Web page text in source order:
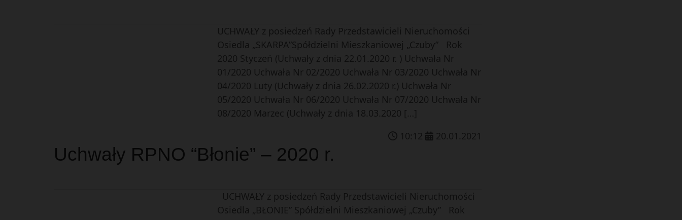
UCHWAŁY z posiedzeń Rady Przedstawicieli Nieruchomości
Osiedla „SKARPA”Spółdzielni Mieszkaniowej „Czuby” Rok
2020 Styczeń (Uchwały z dnia 22.01.2020 r. ) Uchwała Nr
01/2020 Uchwała Nr 02/2020 Uchwała Nr 03/2020 Uchwała Nr
04/2020 Luty (Uchwały z dnia 26.02.2020 r.) Uchwała Nr
05/2020 Uchwała Nr 06/2020 Uchwała Nr 07/2020 Uchwała Nr
08/2020 Marzec (Uchwały z dnia 18.03.2020 […]
10: 12 20.01 .2021
Uchwały RPNO “Błonie” – 2020 r.
UCHWAŁY z posiedzeń Rady Przedstawicieli Nieruchomości
Osiedla „BŁONIE” Spółdzielni Mieszkaniowej „Czuby” Rok